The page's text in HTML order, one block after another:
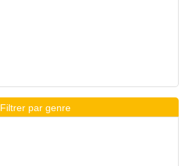
Filtrer par genre